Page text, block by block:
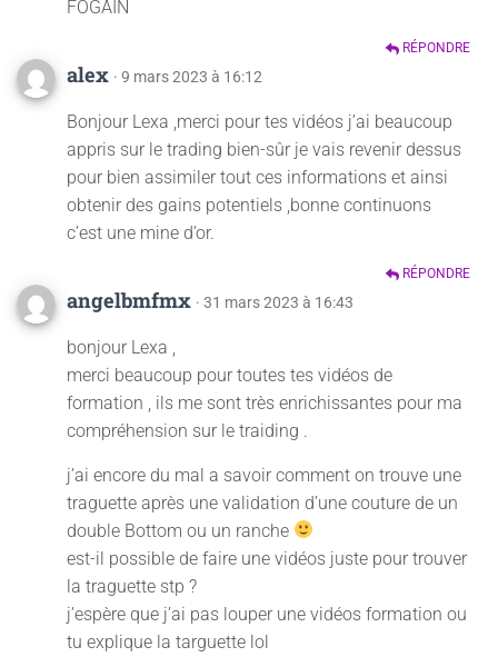
FOGAIN
RÉPONDRE
alex · 9 mars 2023 à 16:12
Bonjour Lexa ,merci pour tes vidéos j’ai beaucoup
appris sur le trading bien-sûr je vais revenir dessus
pour bien assimiler tout ces informations et ainsi
obtenir des gains potentiels ,bonne continuons
c’est une mine d’or.
RÉPONDRE
angelbmfmx · 31 mars 2023 à 16:43
bonjour Lexa ,
merci beaucoup pour toutes tes vidéos de
formation , ils me sont très enrichissantes pour ma
compréhension sur le traiding .
j’ai encore du mal a savoir comment on trouve une
traguette après une validation d’une couture de un
double Bottom ou un ranche
est-il possible de faire une vidéos juste pour trouver
la traguette stp ?
j’espère que j’ai pas louper une vidéos formation ou
tu explique la targuette lol